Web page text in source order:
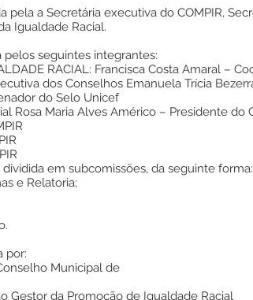
pela a Secretária executiva do COMPIR,
Igualdade Racial.
pelos seguintes integrantes:
RACIAL: Francisca Costa Amaral –
dos Conselhos Emanuela Trícia
do Selo Unicef
Rosa Maria Alves Américo – Presidente do
em subcomissões, da seguinte forma:
e Relatoria;
por:
Municipal de
Gestor da Promoção de Igualdade Racial